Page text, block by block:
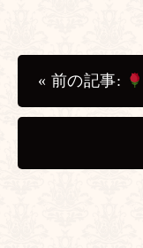
« 前の記事: